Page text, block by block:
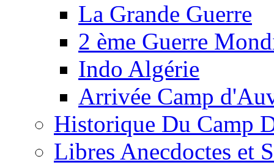
La Grande Guerre
2 ème Guerre
Indo Algérie
Arrivée Camp
Historique Du Camp
Libres Anecdoctes et